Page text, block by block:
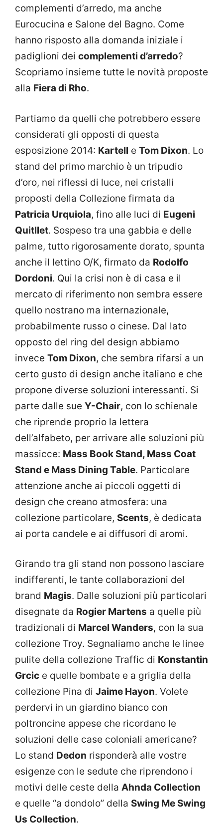
complementi d’arredo, ma anche
Eurocucina e Salone del Bagno. Come
hanno risposto alla domanda iniziale i
padiglioni dei complementi d’arredo?
Scopriamo insieme tutte le novità proposte
alla Fiera di Rho.
Partiamo da quelli che potrebbero essere
considerati gli opposti di questa
esposizione 2014: Kartell e Tom Dixon. Lo
stand del primo marchio è un tripudio
d’oro, nei riflessi di luce, nei cristalli
proposti della Collezione firmata da
Patricia Urquiola, fino alle luci di Eugeni
Quitllet. Sospeso tra una gabbia e delle
palme, tutto rigorosamente dorato, spunta
anche il lettino O/K, firmato da Rodolfo
Dordoni. Qui la crisi non è di casa e il
mercato di riferimento non sembra essere
quello nostrano ma internazionale,
probabilmente russo o cinese. Dal lato
opposto del ring del design abbiamo
invece Tom Dixon, che sembra rifarsi a un
certo gusto di design anche italiano e che
propone diverse soluzioni interessanti. Si
parte dalle sue Y-Chair, con lo schienale
che riprende proprio la lettera
dell’alfabeto, per arrivare alle soluzioni più
massicce: Mass Book Stand, Mass Coat
Stand e Mass Dining Table. Particolare
attenzione anche ai piccoli oggetti di
design che creano atmosfera: una
collezione particolare, Scents, è dedicata
ai porta candele e ai diffusori di aromi.
Girando tra gli stand non possono lasciare
indifferenti, le tante collaborazioni del
brand Magis. Dalle soluzioni più particolari
disegnate da Rogier Martens a quelle più
tradizionali di Marcel Wanders, con la sua
collezione Troy. Segnaliamo anche le linee
pulite della collezione Traffic di Konstantin
Grcic e quelle bombate e a griglia della
collezione Pina di Jaime Hayon. Volete
perdervi in un giardino bianco con
poltroncine appese che ricordano le
soluzioni delle case coloniali americane?
Lo stand Dedon risponderà alle vostre
esigenze con le sedute che riprendono i
motivi delle ceste della Ahnda Collection
e quelle “a dondolo” della Swing Me Swing
Us Collection.